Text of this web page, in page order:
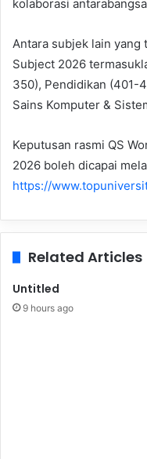
kolaborasi
Antara subjek lain yang
Subject 2026
350), Pendidikan (401-
Sains Komputer &
Keputusan rasmi QS
2026 boleh dicapai
https://
Related Articles
Untitled
9 hours ago